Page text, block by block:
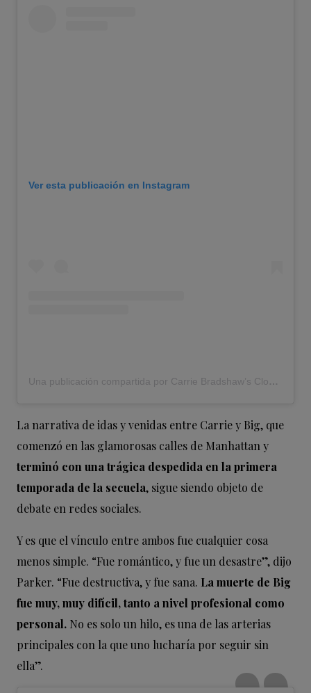
Ver esta publicación en Instagram
Una publicación compartida por Carrie Bradshaw’s Closet (@carriebradshaws_outfits)
La narrativa de idas y venidas entre Carrie y Big, que
comenzó en las glamorosas calles de Manhattan y
terminó con una trágica despedida en la primera
temporada de la secuela, sigue siendo objeto de
debate en redes sociales.
Y es que el vínculo entre ambos fue cualquier cosa
menos simple. “Fue romántico, y fue un desastre”, dijo
Parker. “Fue destructiva, y fue sana. La muerte de Big
fue muy, muy difícil, tanto a nivel profesional como
personal. No es solo un hilo, es una de las arterias
principales con la que uno lucharía por seguir sin
ella”.